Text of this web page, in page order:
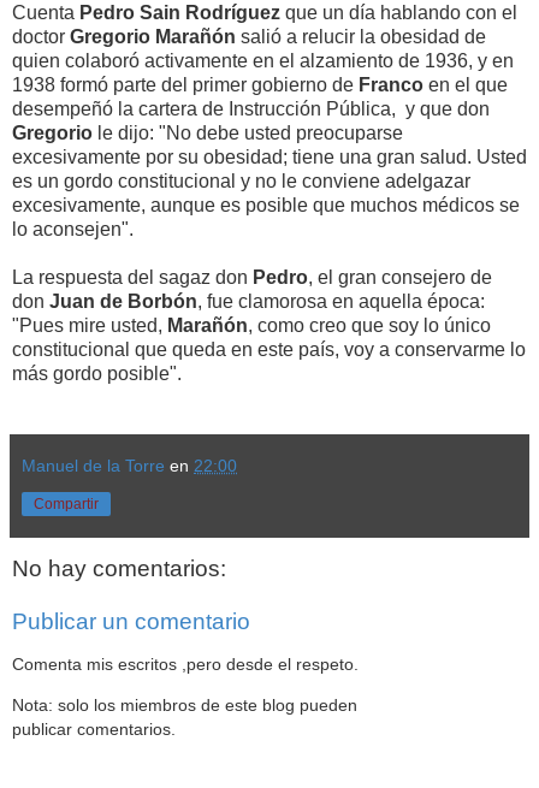
Cuenta Pedro Sain Rodríguez que un día hablando con el
doctor Gregorio Marañón salió a relucir la obesidad de
quien colaboró activamente en el alzamiento de 1936, y en
1938 formó parte del primer gobierno de Franco en el que
desempeñó la cartera de Instrucción Pública, y que don
Gregorio le dijo: "No debe usted preocuparse
excesivamente por su obesidad; tiene una gran salud. Usted
es un gordo constitucional y no le conviene adelgazar
excesivamente, aunque es posible que muchos médicos se
lo aconsejen".
La respuesta del sagaz don Pedro, el gran consejero de
don Juan de Borbón, fue clamorosa en aquella época:
"Pues mire usted, Marañón, como creo que soy lo único
constitucional que queda en este país, voy a conservarme lo
más gordo posible".
Manuel de la Torre en 22:00
Compartir
No hay comentarios:
Publicar un comentario
Comenta mis escritos ,pero desde el respeto.
Nota: solo los miembros de este blog pueden
publicar comentarios.